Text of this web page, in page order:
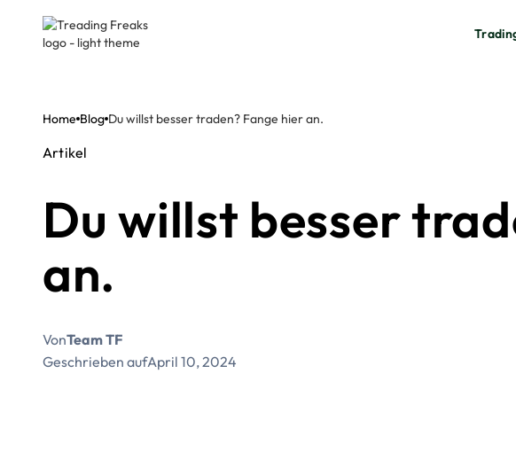
Home Blog Du willst besser traden? Fange hier an.
Artikel
Du willst besser
an.
VonTeam TF
Geschrieben aufApril 10, 2024